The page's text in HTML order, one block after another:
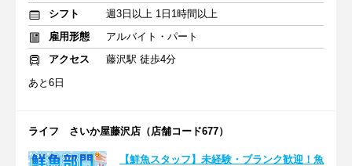
シフト
週3日以上 1日1時間以上
雇用形態
アルバイト・パート
アクセス
藤沢駅 徒歩4分
あと6日
ライフ さいか屋藤沢店（店舗コード677）
【鮮魚スタッフ】未経験・ブランク歓迎！魚